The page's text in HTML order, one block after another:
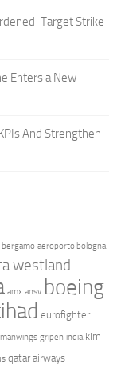
Target Strike
Enters a New
And Strengthen
aeroporto bologna
westland
amx ansv boeing
eurofighter
gripen india klm
qatar airways